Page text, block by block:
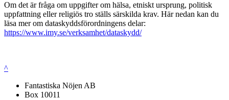
Om det är fråga om uppgifter om hälsa, etniskt ursprung, politisk
uppfattning eller religiös tro ställs särskilda krav. Här nedan kan du
läsa mer om dataskyddsförordningens delar:
https://www.imy.se/verksamhet/dataskydd/
^
Fantastiska Nöjen AB
Box 10011